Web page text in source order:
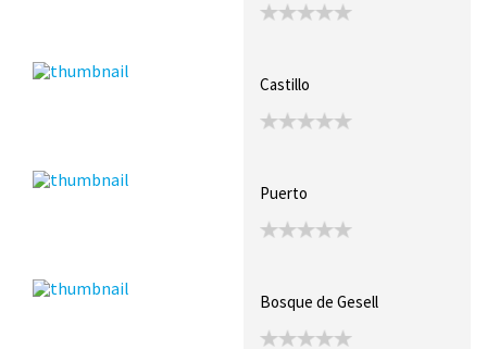
Castillo
Puerto
Bosque de Gesell